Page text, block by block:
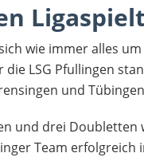
wie immer alles
LSG Pfullingen
und
und drei Doubletten
Team erfolgreich